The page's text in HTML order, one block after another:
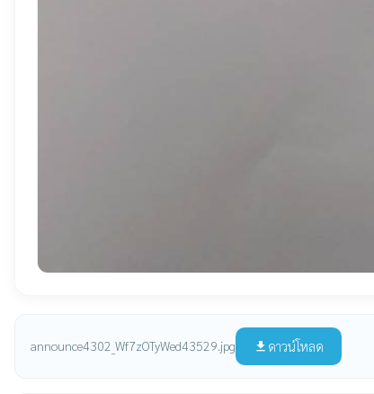
announce4302_Wf7zOTyWed43529.jpg file_download ดาวน์โหลด